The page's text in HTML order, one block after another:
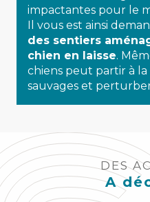
impactantes pour le
Il vous est ainsi
des sentiers
chien en laisse.
chiens peut partir à
sauvages et
DES
A